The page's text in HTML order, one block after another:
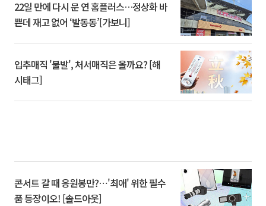
22일 만에 다시 문 연 홈플러스…정상화 바
쁜데 재고 없어 ‘발동동’[가보니]
입추매직 '불발', 처서매직은 올까요? [해
시태그]
콘서트 갈 때 응원봉만?⋯'최애' 위한 필수
품 등장이오! [솔드아웃]